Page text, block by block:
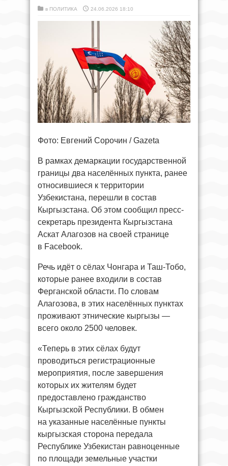
в ПОЛИТИКА 24.06.2026 18:10
Фото: Евгений Сорочин / Gazeta
В рамках демаркации государственной
границы два населённых пункта, ранее
относившиеся к территории
Узбекистана, перешли в состав
Кыргызстана. Об этом сообщил пресс-
секретарь президента Кыргызстана
Аскат Алагозов на своей странице
в Facebook.
Речь идёт о сёлах Чонгара и Таш-Тобо,
которые ранее входили в состав
Ферганской области. По словам
Алагозова, в этих населённых пунктах
проживают этнические кыргызы —
всего около 2500 человек.
«Теперь в этих сёлах будут
проводиться регистрационные
мероприятия, после завершения
которых их жителям будет
предоставлено гражданство
Кыргызской Республики. В обмен
на указанные населённые пункты
кыргызская сторона передала
Республике Узбекистан равноценные
по площади земельные участки